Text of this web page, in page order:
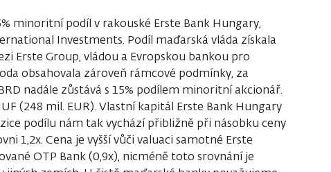
minoritní podíl v rakouské Erste Bank Hungary,
Investments. Podíl maďarská vláda získala
Erste Group, vládou a Evropskou bankou pro
obsahovala zároveň rámcové podmínky, za
nadále zůstává s 15% podílem minoritní akcionář.
(248 mil. EUR). Vlastní kapitál Erste Bank Hungary
podílu nám tak vychází přibližně při násobku ceny
1,2x. Cena je vyšší vůči valuaci samotné Erste
OTP Bank (0,9x), nicméně toto srovnání je